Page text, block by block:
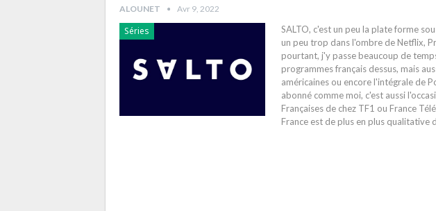
ALOUNET Avr 9, 2022
Séries
SALTO, c'est un peu la plate forme
un peu trop dans l'ombre de Netflix,
pourtant, j'y passe beaucoup de
programmes français dessus, mais
américaines ou encore l'intégrale de
abonné comme moi, c'est aussi
Françaises de chez TF1 ou France
France est de plus en plus qualitative